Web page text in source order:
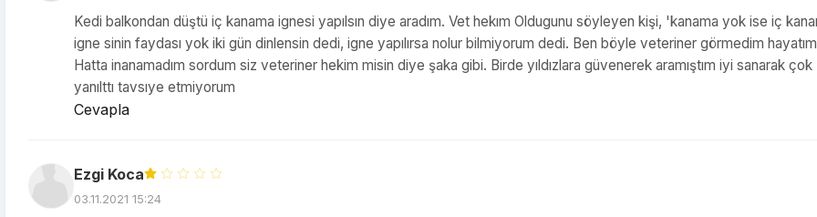
Kedi balkondan düştü iç kanama ignesi yapılsın diye aradım. Vet hekım Oldugunu söyleyen kişi, 'kanama yok ise iç
igne sinin faydası yok iki gün dinlensin dedi, igne yapılırsa nolur bilmiyorum dedi. Ben böyle veteriner görmedim
Hatta inanamadım sordum siz veteriner hekim misin diye şaka gibi. Birde yıldızlara güvenerek aramıştım iyi sanarak çok
yanılttı tavsıye etmiyorum
Cevapla
Ezgi Koca
03.11.2021 15:24